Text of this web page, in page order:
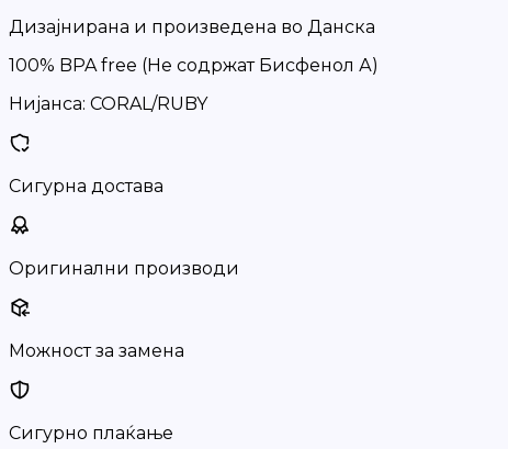
Дизајнирана и произведена во Данска
100% BPA free (Не содржат Бисфенол А)
Нијанса: CORAL/RUBY
Сигурна достава
Оригинални производи
Можност за замена
Сигурно плаќање